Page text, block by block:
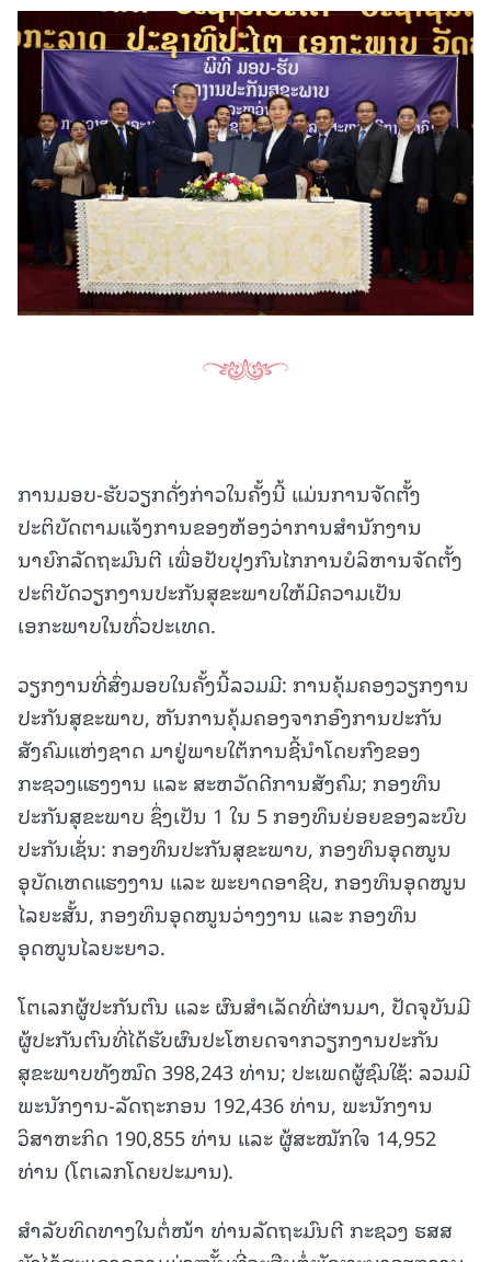
ການມອບ-ຮັບວຽກດັ່ງກ່າວໃນຄັ້ງນີ້ ແມ່ນການຈັດຕັ້ງ
ປະຕິບັດຕາມແຈ້ງການຂອງຫ້ອງວ່າການສຳນັກງານ
ນາຍົກລັດຖະມົນຕີ ເພື່ອປັບປຸງກົນໄກການບໍລິຫານຈັດຕັ້ງ
ປະຕິບັດວຽກງານປະກັນສຸຂະພາບໃຫ້ມີຄວາມເປັນ
ເອກະພາບໃນທົ່ວປະເທດ.
ວຽກງານທີ່ສົ່ງມອບໃນຄັ້ງນີ້ລວມມີ: ການຄຸ້ມຄອງວຽກງານ
ປະກັນສຸຂະພາບ, ຫັນການຄຸ້ມຄອງຈາກອົງການປະກັນ
ສັງຄົມແຫ່ງຊາດ ມາຢູ່ພາຍໃຕ້ການຊີ້ນຳໂດຍກົງຂອງ
ກະຊວງແຮງງານ ແລະ ສະຫວັດດີການສັງຄົມ; ກອງທຶນ
ປະກັນສຸຂະພາບ ຊຶ່ງເປັນ 1 ໃນ 5 ກອງທຶນຍ່ອຍຂອງລະບົບ
ປະກັນເຊັ່ນ: ກອງທຶນປະກັນສຸຂະພາບ, ກອງທຶນອຸດໜູນ
ອຸບັດເຫດແຮງງານ ແລະ ພະຍາດອາຊີບ, ກອງທຶນອຸດໜູນ
ໄລຍະສັ້ນ, ກອງທຶນອຸດໜູນວ່າງງານ ແລະ ກອງທຶນ
ອຸດໜູນໄລຍະຍາວ.
ໂຕເລກຜູ້ປະກັນຕົນ ແລະ ຜົນສຳເລັດທີ່ຜ່ານມາ, ປັດຈຸບັນມີ
ຜູ້ປະກັນຕົນທີ່ໄດ້ຮັບຜົນປະໂຫຍດຈາກວຽກງານປະກັນ
ສຸຂະພາບທັງໝົດ 398,243 ທ່ານ; ປະເພດຜູ້ຊົມໃຊ້: ລວມມີ
ພະນັກງານ-ລັດຖະກອນ 192,436 ທ່ານ, ພະນັກງານ
ວິສາຫະກິດ 190,855 ທ່ານ ແລະ ຜູ້ສະໝັກໃຈ 14,952
ທ່ານ (ໂຕເລກໂດຍປະມານ).
ສຳລັບທິດທາງໃນຕໍ່ໜ້າ ທ່ານລັດຖະມົນຕີ ກະຊວງ ຮສສ